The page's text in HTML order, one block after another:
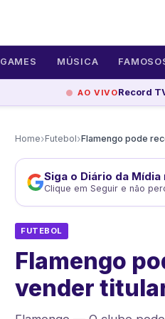
GAMES MÚSICA
AO VIVORecord
Home›Futebol›
Siga o Diário da Mídia
Clique em Seguir e não
FUTEBOL
Flamengo
vender